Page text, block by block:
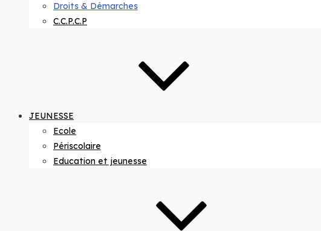
Droits & Démarches
C.C.P.C.P
JEUNESSE
Ecole
Périscolaire
Education et jeunesse